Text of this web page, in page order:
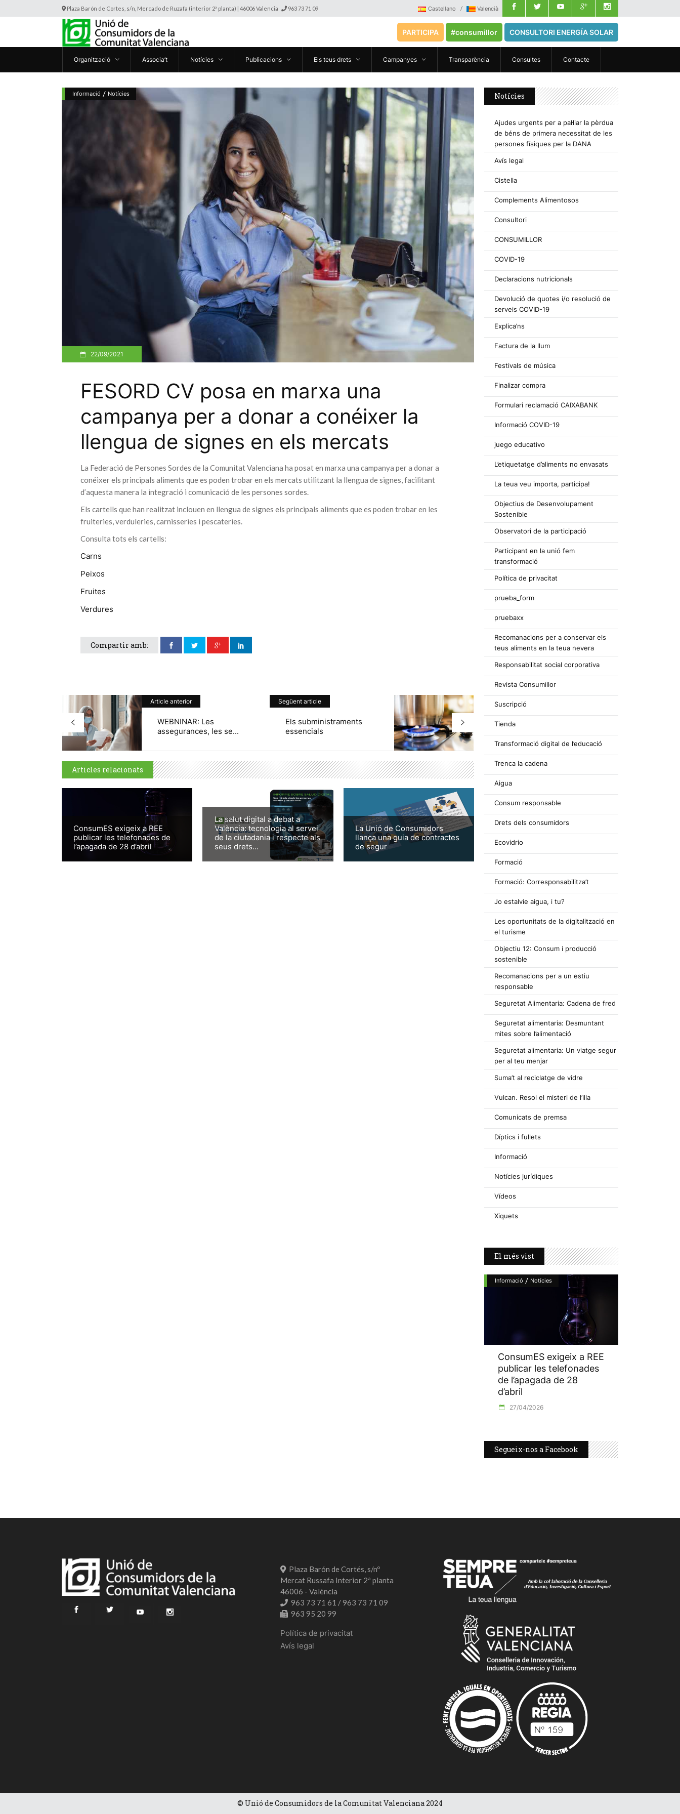
Plaza Barón de Cortes, s/n, Mercado de Ruzafa (interior 2ª planta) | 46006 Valencia 963 73 71 09 Castellano Valencià
PARTICIPA #consumillor CONSULTORI ENERGÍA SOLAR
Organització Associa’t Notícies Publicacions Els teus drets Campanyes Transparència Consultes Contacte
Informació / Notícies
22/09/2021
FESORD CV posa en marxa una
campanya per a donar a conéixer la
llengua de signes en els mercats
La Federació de Persones Sordes de la Comunitat Valenciana ha posat en marxa una campanya per a donar a
conéixer els principals aliments que es poden trobar en els mercats utilitzant la llengua de signes, facilitant
d’aquesta manera la integració i comunicació de les persones sordes.
Els cartells que han realitzat inclouen en llengua de signes els principals aliments que es poden trobar en les
fruiteries, verduleries, carnisseries i pescateries.
Consulta tots els cartells:
Carns
Peixos
Fruites
Verdures
Compartir amb:
Article anterior
WEBNINAR: Les
assegurances, les se...
Següent article
Els subministraments
essencials
Articles relacionats
ConsumES exigeix a REE
publicar les telefonades de
l’apagada de 28 d’abril
La salut digital a debat a
València: tecnologia al servei
de la ciutadania i respecte als
seus drets...
La Unió de Consumidors
llança una guia de contractes
de segur
Notícies
Ajudes urgents per a pal·liar la pèrdua
de béns de primera necessitat de les
persones físiques per la DANA
Avís legal
Cistella
Complements Alimentosos
Consultori
CONSUMILLOR
COVID-19
Declaracions nutricionals
Devolució de quotes i/o resolució de
serveis COVID-19
Explica’ns
Factura de la llum
Festivals de música
Finalizar compra
Formulari reclamació CAIXABANK
Informació COVID-19
juego educativo
L’etiquetatge d’aliments no envasats
La teua veu importa, participa!
Objectius de Desenvolupament
Sostenible
Observatori de la participació
Participant en la unió fem
transformació
Política de privacitat
prueba_form
pruebaxx
Recomanacions per a conservar els
teus aliments en la teua nevera
Responsabilitat social corporativa
Revista Consumillor
Suscripció
Tienda
Transformació digital de l’educació
Trenca la cadena
Aigua
Consum responsable
Drets dels consumidors
Ecovidrio
Formació
Formació: Corresponsabilitza’t
Jo estalvie aigua, i tu?
Les oportunitats de la digitalització en
el turisme
Objectiu 12: Consum i producció
sostenible
Recomanacions per a un estiu
responsable
Seguretat Alimentaria: Cadena de fred
Seguretat alimentaria: Desmuntant
mites sobre l’alimentació
Seguretat alimentaria: Un viatge segur
per al teu menjar
Suma’t al reciclatge de vidre
Vulcan. Resol el misteri de l’illa
Comunicats de premsa
Díptics i fullets
Informació
Notícies jurídiques
Vídeos
Xiquets
El més vist
Informació / Notícies
ConsumES exigeix a REE
publicar les telefonades
de l’apagada de 28
d’abril
27/04/2026
Segueix-nos a Facebook
Plaza Barón de Cortés, s/nº
Mercat Russafa Interior 2ª planta
46006 - València
963 73 71 61 / 963 73 71 09
963 95 20 99
Política de privacitat
Avís legal
© Unió de Consumidors de la Comunitat Valenciana 2024